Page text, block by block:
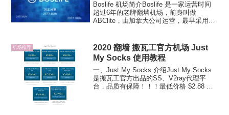
Boslife 机场简介Boslife 是一家运营时间
超过6年的老牌翻墙机场，前身叫做
ABClite，由加拿大公司运营，最早采用
2025...
机场推荐
2020 翻墙 搬瓦工官方机场 Just
My Socks 使用教程
一、Just My Socks 介绍Just My Socks
是搬瓦工官方出品的SS、V2ray代理平
台，品质有保障！！！最低价格 $2.88 一